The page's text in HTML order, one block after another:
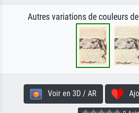
Autres variations de couleurs
Voir en 3D / AR